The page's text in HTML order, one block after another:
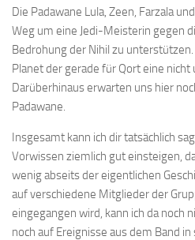
Die Padawane Lula, Zeen, Farzala
Weg um eine Jedi-Meisterin gegen
Bedrohung der Nihil zu unterstützen.
Planet der gerade für Qort eine
Darüberhinaus erwarten uns hier
Padawane.
Insgesamt kann ich dir tatsächlich
Vorwissen ziemlich gut einsteigen,
wenig abseits der eigentlichen
auf verschiedene Mitglieder der
eingegangen wird, kann ich da noch
noch auf Ereignisse aus dem Band